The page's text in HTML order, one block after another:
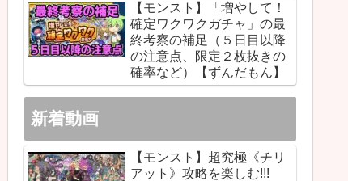
【モンスト】「増やして！
確定ワクワクガチャ」の最
終考察の補足（５日目以降
の注意点、限定２枚抜きの
確率など）【ずんだもん】
新着動画
【モンスト】超究極《チリ
アット》攻略を楽しむ!!!